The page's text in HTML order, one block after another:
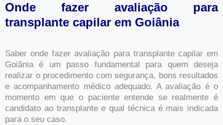
Onde fazer avaliação para
transplante capilar em Goiânia
Saber onde fazer avaliação para transplante capilar em
Goiânia é um passo fundamental para quem deseja
realizar o procedimento com segurança, bons resultados
e acompanhamento médico adequado. A avaliação é o
momento em que o paciente entende se realmente é
candidato ao transplante e qual técnica é mais indicada
para o seu caso.